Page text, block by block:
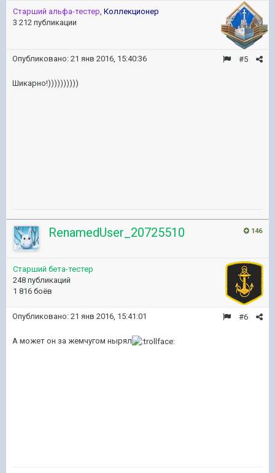
Старший альфа-тестер, Коллекционер
3 212 публикации
#5
Опубликовано: 21 янв 2016, 15:40:36
Шикарно!))))))))))
146
RenamedUser_20725510
Старший бета-тестер
248 публикаций
1 816 боёв
#6
Опубликовано: 21 янв 2016, 15:41:01
А может он за жемчугом нырял